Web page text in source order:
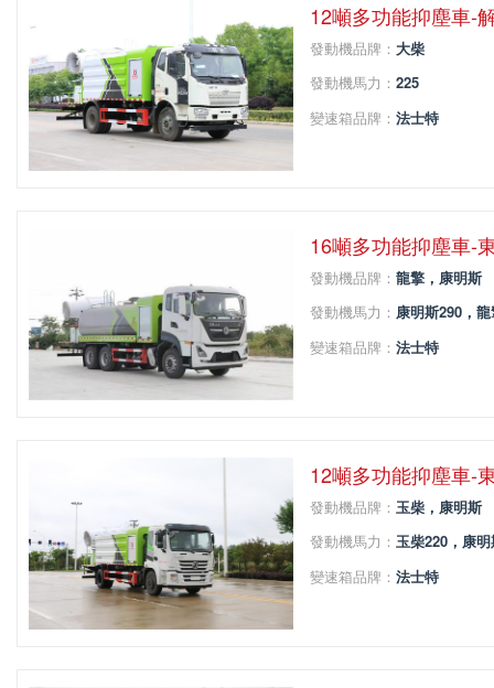
12噸多功能抑塵車-
發動機品牌： 大柴
發動機馬力： 225
變速箱品牌： 法士特
16噸多功能抑塵車-
發動機品牌： 龍擎，康明斯
發動機馬力： 康明斯290，
變速箱品牌： 法士特
12噸多功能抑塵車-
發動機品牌： 玉柴，康明斯
發動機馬力： 玉柴220，康
變速箱品牌： 法士特